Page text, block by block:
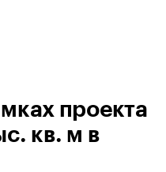
проекта
кв. м в